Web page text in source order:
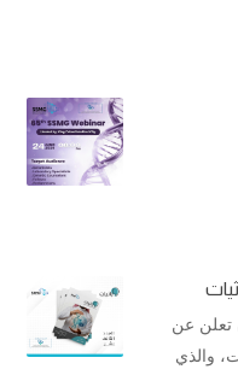
تعلن عن
والذي